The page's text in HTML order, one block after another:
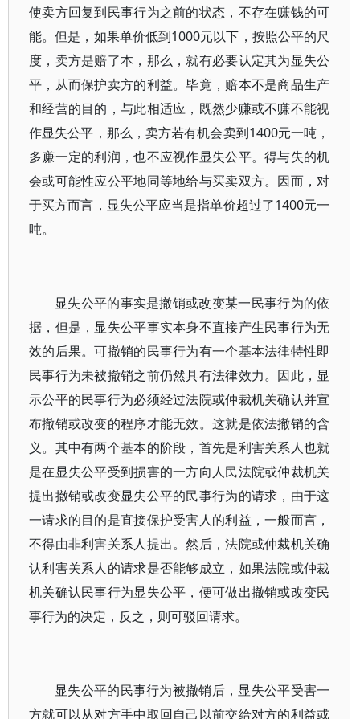
使卖方回复到民事行为之前的状态，不存在赚钱的可
能。但是，如果单价低到1000元以下，按照公平的尺
度，卖方是赔了本，那么，就有必要认定其为显失公
平，从而保护卖方的利益。毕竟，赔本不是商品生产
和经营的目的，与此相适应，既然少赚或不赚不能视
作显失公平，那么，卖方若有机会卖到1400元一吨，
多赚一定的利润，也不应视作显失公平。得与失的机
会或可能性应公平地同等地给与买卖双方。因而，对
于买方而言，显失公平应当是指单价超过了1400元一
吨。
显失公平的事实是撤销或改变某一民事行为的依
据，但是，显失公平事实本身不直接产生民事行为无
效的后果。可撤销的民事行为有一个基本法律特性即
民事行为未被撤销之前仍然具有法律效力。因此，显
示公平的民事行为必须经过法院或仲裁机关确认并宣
布撤销或改变的程序才能无效。这就是依法撤销的含
义。其中有两个基本的阶段，首先是利害关系人也就
是在显失公平受到损害的一方向人民法院或仲裁机关
提出撤销或改变显失公平的民事行为的请求，由于这
一请求的目的是直接保护受害人的利益，一般而言，
不得由非利害关系人提出。然后，法院或仲裁机关确
认利害关系人的请求是否能够成立，如果法院或仲裁
机关确认民事行为显失公平，便可做出撤销或改变民
事行为的决定，反之，则可驳回请求。
显失公平的民事行为被撤销后，显失公平受害一
方就可以从对方手中取回自己以前交给对方的利益或